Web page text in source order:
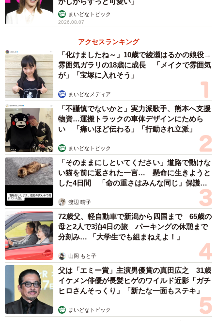
まいどなトピック
2026.08.07
アクセスランキング
「化けましたね～」10歳で綾瀬はるかの娘役→
雰囲気ガラリの18歳に成長 「メイクで雰囲気
が」「宝塚に入れそう」
まいどなメディア
「不謹慎でないかと」実力派歌手、熊本へ支援
物資…運搬トラックの車体デザインにためら
い 「痛いほど伝わる」「行動され立派」
まいどなトピック
「そのままにしといてください」道路で動けな
い猫を前に返された一言… 懸命に生きようと
した4日間 「命の重さはみんな同じ」保護団
渡辺 晴子
72歳父、軽自動車で新潟から四国まで 65歳の
母と2人で3泊4日の旅 パーキングの休憩まで
分刻み… 「大学生でも組まねえよ！」
山岡 もと子
父は「エミー賞」主演男優賞の真田広之 31歳
イケメン俳優が長髪ヒゲのワイルド近影「ガチ
ヒロさんそっくり」「新たな一面もステキ」
まいどなトピック